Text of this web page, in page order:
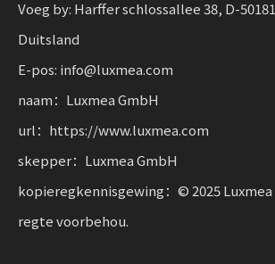
mobiliteit skaal.
Voeg by: Harffer schlossallee 38, D-
Duitsland
E-pos: info@luxmea.com
naam：Luxmea GmbH
url：https://www.luxmea.com
skepper：Luxmea GmbH
kopieregkennisgewing：© 2025 Luxmea
regte voorbehou.